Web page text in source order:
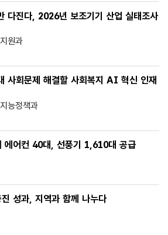
다진다, 2026년 보조기기 산업 실태조사
원과
사회문제 해결할 사회복지 AI 혁신 인재
능정책과
에어컨 40대, 선풍기 1,610대 공급
성과, 지역과 함께 나누다